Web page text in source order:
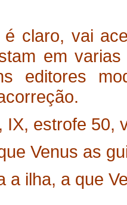
claro, vai
em
editores
IX, estrofe 50,
Venus as
a ilha, a que